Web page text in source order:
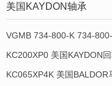
美国KAYDON轴承
KC200XP0 美国KAYDON
KC065XP4K 美国BALDOR